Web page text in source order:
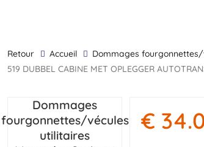
retour Accueil dommages
519 DUBBEL CABINE MET OPLEGGER
Dommages
fourgonnettes/vécules
utilitaires
€